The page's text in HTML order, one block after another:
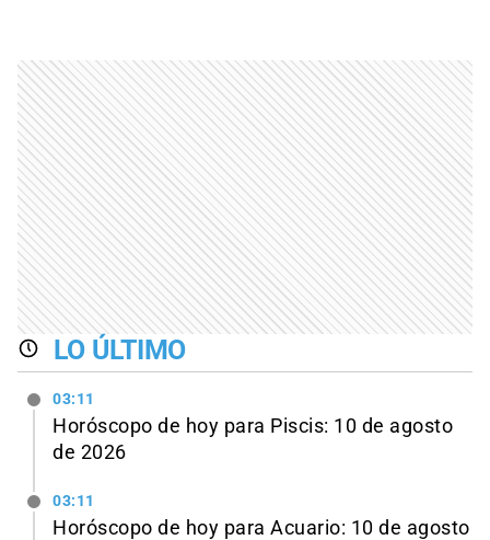
LO ÚLTIMO
03:11
Horóscopo de hoy para Piscis: 10 de agosto
de 2026
03:11
Horóscopo de hoy para Acuario: 10 de agosto